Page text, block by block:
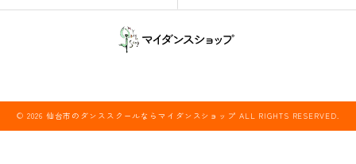
© 2026 仙台市のダンススクールならマイダンスショップ ALL RIGHTS RESERVED.